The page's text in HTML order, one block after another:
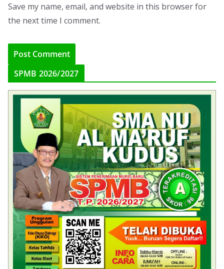
Save my name, email, and website in this browser for
the next time I comment.
SPMB 2026/2027